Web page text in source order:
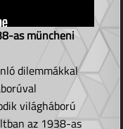
as müncheni
dilemmákkal
világháború
az 1938-as